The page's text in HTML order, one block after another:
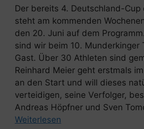
Der bereits 4. Deutschland-Cup
steht am kommenden
den 20. Juni auf dem
sind wir beim 10. Munderkinger
Gast. Über 30 Athleten sind
Reinhard Meier geht erstmals
an den Start und will dieses
verteidigen, seine Verfolger,
Andreas Höpfner und Sven
Weiterlesen